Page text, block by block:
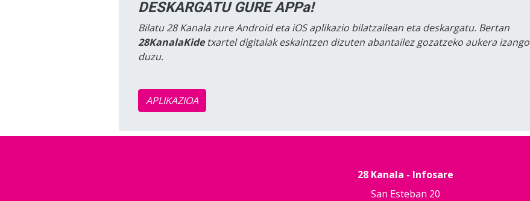
DESKARGATU GURE APPa!
Bilatu 28 Kanala zure Android eta iOS aplikazio bilatzailean eta deskargatu. Bertan
28KanalaKidetxartel digitalak eskaintzen dizuten abantailez gozatzeko aukera izango
duzu.
APLIKAZIOA
28 Kanala - Infosare
San Esteban 20